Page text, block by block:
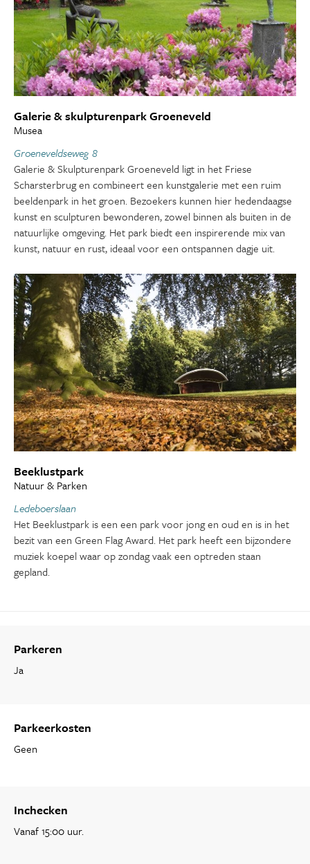
Galerie & skulpturenpark Groeneveld
Musea
Groeneveldseweg 8
Galerie & Skulpturenpark Groeneveld ligt in het Friese
Scharsterbrug en combineert een kunstgalerie met een ruim
beeldenpark in het groen. Bezoekers kunnen hier hedendaagse
kunst en sculpturen bewonderen, zowel binnen als buiten in de
natuurlijke omgeving. Het park biedt een inspirerende mix van
kunst, natuur en rust, ideaal voor een ontspannen dagje uit.
Beeklustpark
Natuur & Parken
Ledeboerslaan
Het Beeklustpark is een een park voor jong en oud en is in het
bezit van een Green Flag Award. Het park heeft een bijzondere
muziek koepel waar op zondag vaak een optreden staan
gepland.
Parkeren
Ja
Parkeerkosten
Geen
Inchecken
Vanaf 15:00 uur.